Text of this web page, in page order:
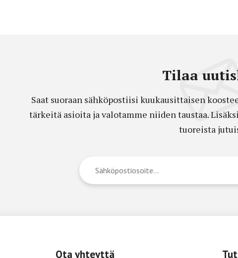
Tilaa
Saat suoraan sähköpostiisi kuukausittaisen
tärkeitä asioita ja valotamme niiden taustaa.
tuoreista
Ota yhteyttä